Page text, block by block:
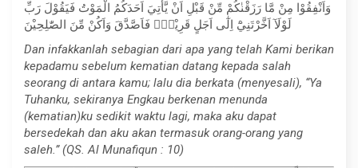
وَاَنْفِقُوْا مِنْ مَّا رَزَقْنٰكُمْ مِّنْ قَبْلِ اَنْ يَّأْتِيَ اَحَدَكُمُ الْمَوْتُ فَيَقُوْلَ رَبِّ
لَوْلَآ اَخَّرْتَنِيْٓ اِلٰٓى اَجَلٍ قَرِيْبٍۚ فَاَصَّدَّقَ وَاَكُنْ مِّنَ الصّٰلِحِيْنَ
Dan infakkanlah sebagian dari apa yang telah Kami berikan
kepadamu sebelum kematian datang kepada salah
seorang di antara kamu; lalu dia berkata (menyesali), “Ya
Tuhanku, sekiranya Engkau berkenan menunda
(kematian)ku sedikit waktu lagi, maka aku dapat
bersedekah dan aku akan termasuk orang-orang yang
saleh.” (QS. Al Munafiqun : 10)